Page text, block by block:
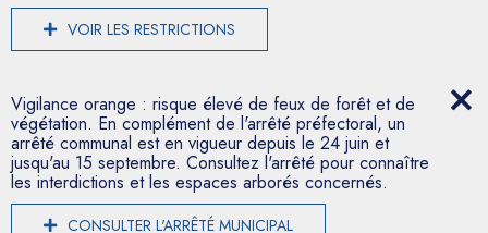
VOIR LES RESTRICTIONS
Vigilance orange : risque élevé de feux de forêt et de
végétation. En complément de l'arrêté préfectoral, un
arrêté communal est en vigueur depuis le 24 juin et
jusqu'au 15 septembre. Consultez l'arrêté pour connaître
les interdictions et les espaces arborés concernés.
CONSULTER L'ARRÊTÉ MUNICIPAL